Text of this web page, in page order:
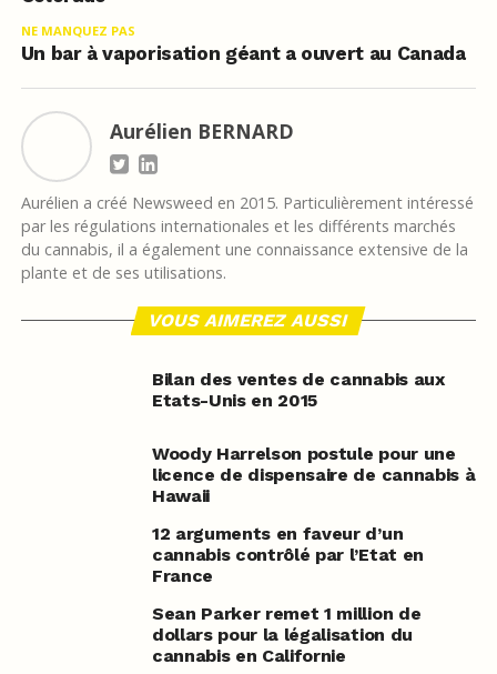
NE MANQUEZ PAS
Un bar à vaporisation géant a ouvert au Canada
Aurélien BERNARD
Aurélien a créé Newsweed en 2015. Particulièrement intéressé
par les régulations internationales et les différents marchés
du cannabis, il a également une connaissance extensive de la
plante et de ses utilisations.
VOUS AIMEREZ AUSSI
Bilan des ventes de cannabis aux
Etats-Unis en 2015
Woody Harrelson postule pour une
licence de dispensaire de cannabis à
Hawaii
12 arguments en faveur d’un
cannabis contrôlé par l’Etat en
France
Sean Parker remet 1 million de
dollars pour la légalisation du
cannabis en Californie